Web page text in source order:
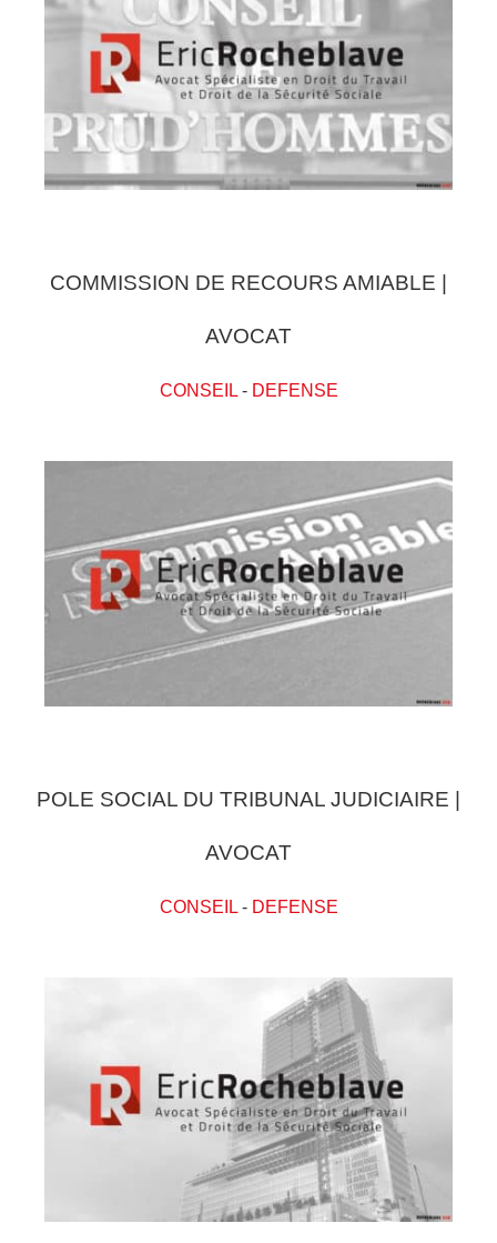
COMMISSION DE RECOURS AMIABLE |
AVOCAT
CONSEIL- DEFENSE
POLE SOCIAL DU TRIBUNAL JUDICIAIRE |
AVOCAT
CONSEIL- DEFENSE